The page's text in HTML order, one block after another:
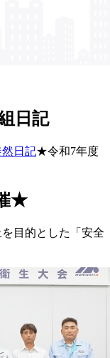
日記
然日記★令和7年度
★
目的とした「安全